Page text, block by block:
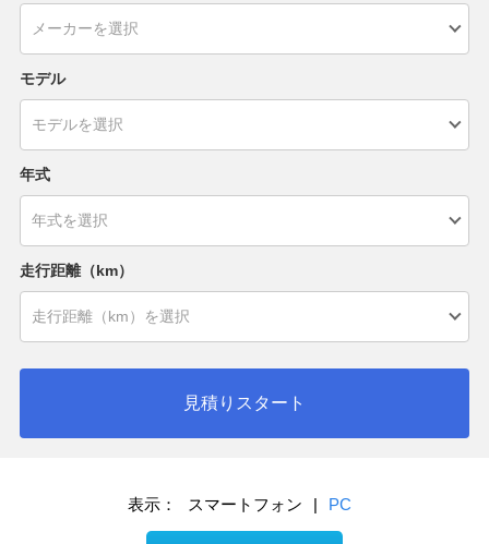
モデル
年式
走行距離（km）
見積りスタート
表示： スマートフォン | PC